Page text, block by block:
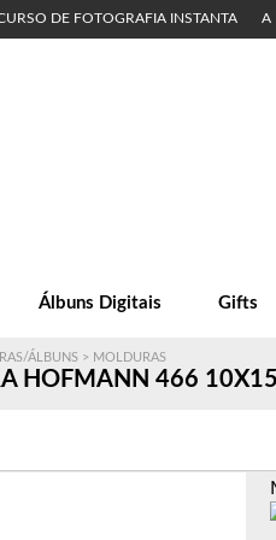
DE FOTOGRAFIA INSTANTA A
Álbuns Digitais Gifts
ÁLBUNS > MOLDURAS
HOFMANN 466